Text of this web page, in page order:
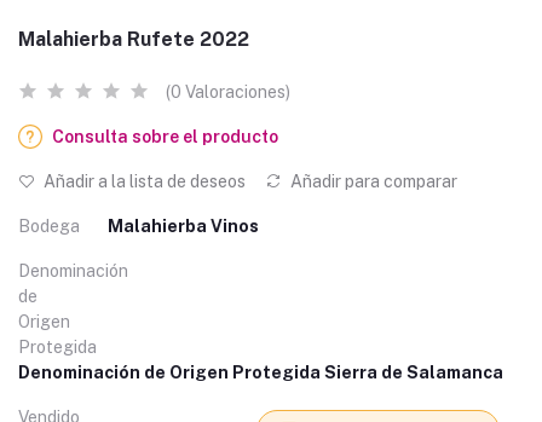
Malahierba Rufete 2022
(0 Valoraciones)
Consulta sobre el producto
Añadir a la lista de deseos Añadir para comparar
Bodega Malahierba Vinos
Denominación
de
Origen
Protegida
Denominación de Origen Protegida Sierra de Salamanca
Vendido